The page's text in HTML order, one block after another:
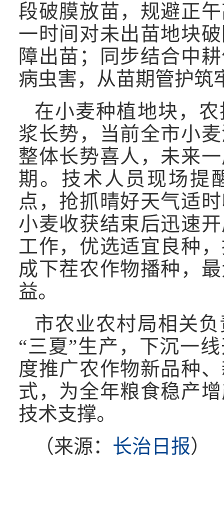
段破膜放苗，规避正
一时间对未出苗地块
障出苗；同步结合中
病虫害，从苗期管护筑
在小麦种植地块，
浆长势，当前全市小
整体长势喜人，未来
期。技术人员现场提
点，抢抓晴好天气适
小麦收获结束后迅速
工作，优选适宜良种
成下茬农作物播种，
益。
市农业农村局相关
“三夏”生产，下沉一
度推广农作物新品种
式，为全年粮食稳产
技术支撑。
（来源： 长治日报）